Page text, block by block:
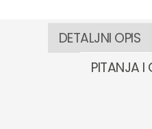
DETALJNI OPIS
PITANJA I